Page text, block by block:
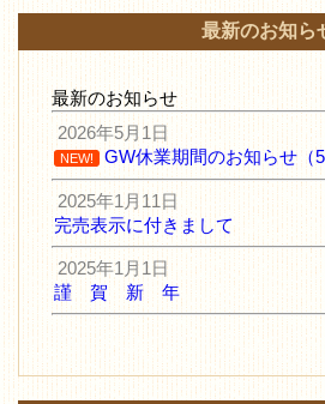
最新のお知ら
最新のお知らせ
2026年5月1日
NEW! GW休業期間のお知らせ（
2025年1月11日
完売表示に付きまして
2025年1月1日
謹 賀 新 年